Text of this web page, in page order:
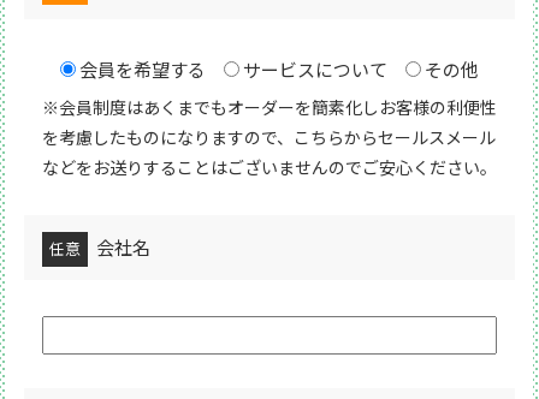
会員を希望する サービスについて その他
※会員制度はあくまでもオーダーを簡素化しお客様の利便性
を考慮したものになりますので、こちらからセールスメール
などをお送りすることはございませんのでご安心ください。
任意 会社名